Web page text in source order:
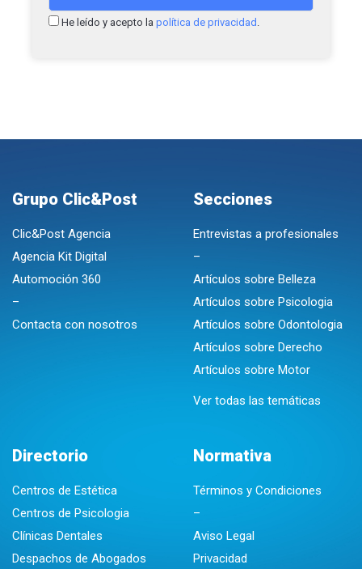
He leído y acepto la política de privacidad
Grupo Clic&Post
Clic&Post Agencia
Agencia Kit Digital
Automoción 360
–
Contacta con nosotros
Secciones
Entrevistas a profesionales
–
Artículos sobre Belleza
Artículos sobre Psicologia
Artículos sobre Odontologia
Artículos sobre Derecho
Artículos sobre Motor
Ver todas las temáticas
Directorio
Centros de Estética
Centros de Psicologia
Clínicas Dentales
Despachos de Abogados
Normativa
Términos y Condiciones
–
Aviso Legal
Privacidad